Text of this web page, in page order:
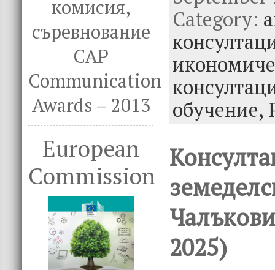
комисия,
съревнование
CAP
Communication
Awards – 2013
European
Commission
b
o
o
k
te
r
e
dI
n
Category:
обучение,
2025)